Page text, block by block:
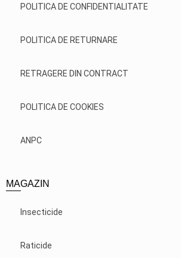
POLITICA DE CONFIDENTIALITATE
POLITICA DE RETURNARE
RETRAGERE DIN CONTRACT
POLITICA DE COOKIES
ANPC
MAGAZIN
Insecticide
Raticide